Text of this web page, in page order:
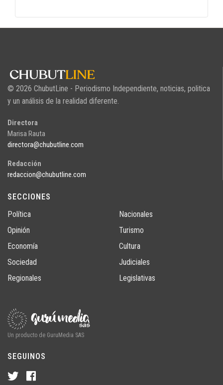
© 2026 ChubutLine - Periodismo Independiente, noticias, politica
y un análisis de la realidad diferente.
Directora
Marisa Rauta
directora@chubutline.com
Redacción
redaccion@chubutline.com
SECCIONES
Política
Opinión
Economía
Sociedad
Regionales
Nacionales
Turismo
Cultura
Judiciales
Legislativas
Un producto de GuruMedia SAS
SEGUINOS